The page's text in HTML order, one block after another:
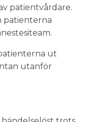
patientvårdare.
patienterna
ut
utanför